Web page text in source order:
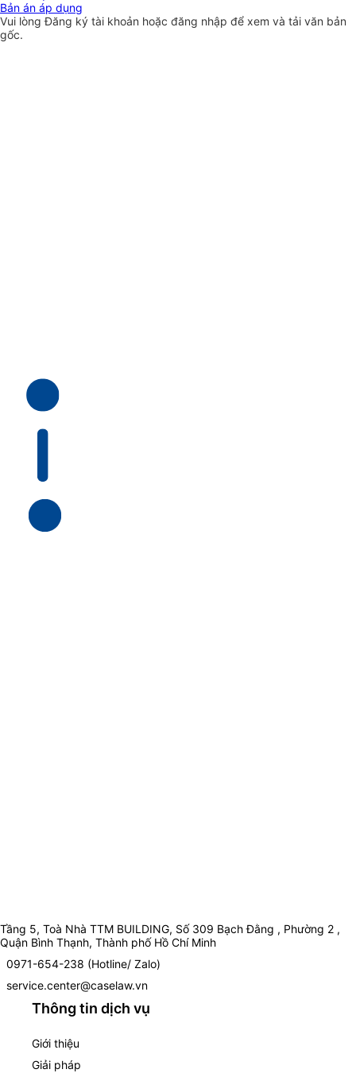
Bản án áp dụng
Vui lòngĐăng ký tài khoản hoặc đăng nhập để xem và tải văn bản
gốc.
Tầng 5, Toà Nhà TTM BUILDING, Số 309 Bạch Đằng , Phường 2 ,
Quận Bình Thạnh, Thành phố Hồ Chí Minh
0971-654-238 (Hotline/ Zalo)
service.center@caselaw.vn
Thông tin dịch vụ
Giới thiệu
Giải pháp